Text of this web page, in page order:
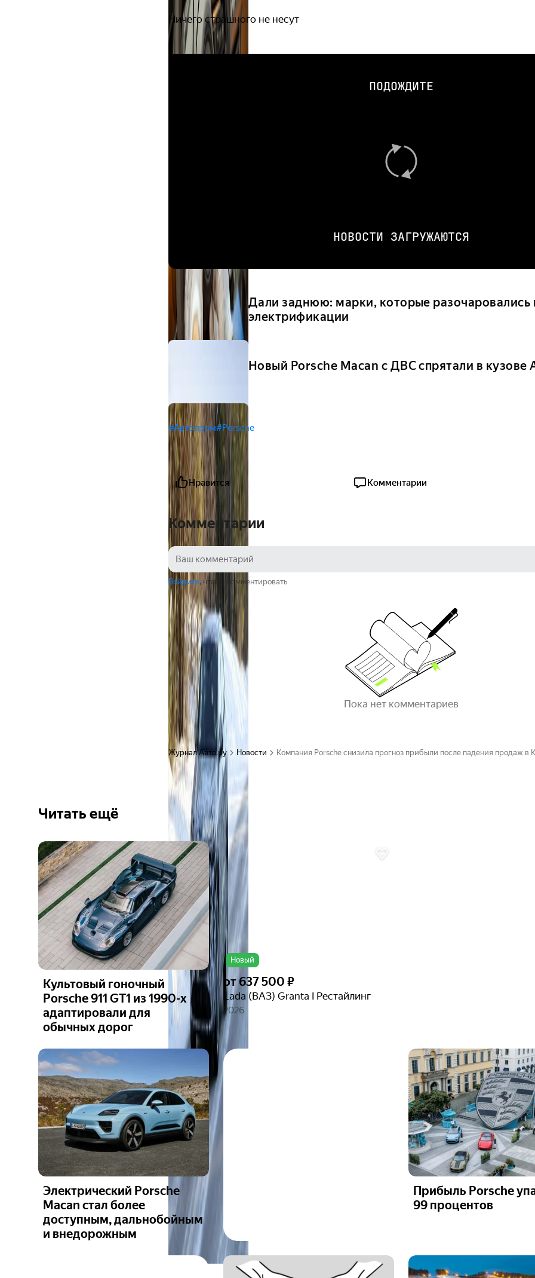
Ничего страшного не несут
ПОДОЖДИТЕ
НОВОСТИ ЗАГРУЖАЮТСЯ
Дали заднюю: марки, которые разочаровались
электрификации
Новый Porsche Macan с ДВС спрятали в кузове
#Автопром#Porsche
Нравится Комментарии
Комментарии
Войдите, чтобы комментировать
Пока нет комментариев
Журнал Авто.ру Новости Компания Porsche снизила прогноз прибыли после падения продаж в
Читать ещё
Культовый гоночный
Porsche 911 GT1 из 1990-х
адаптировали для
обычных дорог
Новый
Ещё 6
фото
от637 500 ₽
Lada (ВАЗ) Granta I Рестайлинг
2026
Электрический Porsche
Macan стал более
доступным, дальнобойным
и внедорожным
Прибыль Porsche
99 процентов